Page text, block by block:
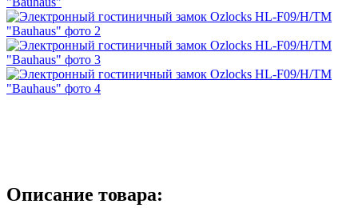
Описание товара: